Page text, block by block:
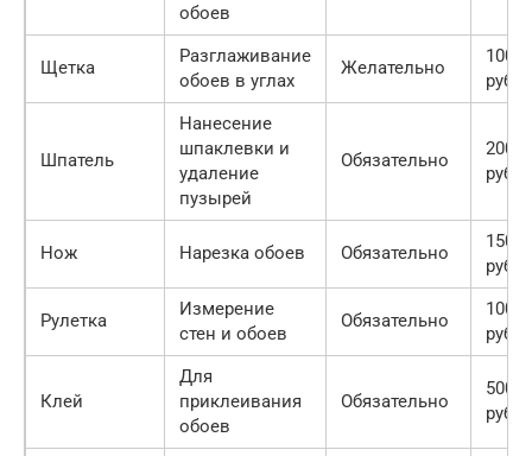
обоев
Щетка
Разглаживание
обоев в углах
Желательно
100
руб.
Шпатель
Нанесение
шпаклевки и
удаление
пузырей
Обязательно
200
руб.
Нож Нарезка обоев Обязательно
150
руб.
Рулетка
Измерение
стен и обоев
Обязательно
100
руб.
Клей
Для
приклеивания
обоев
Обязательно
500
руб.